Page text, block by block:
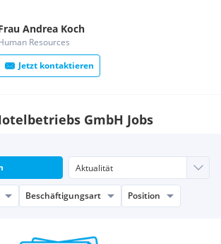
Andrea Koch
Resources
Jetzt kontaktieren
GmbH Jobs
Beschäftigungsart Position